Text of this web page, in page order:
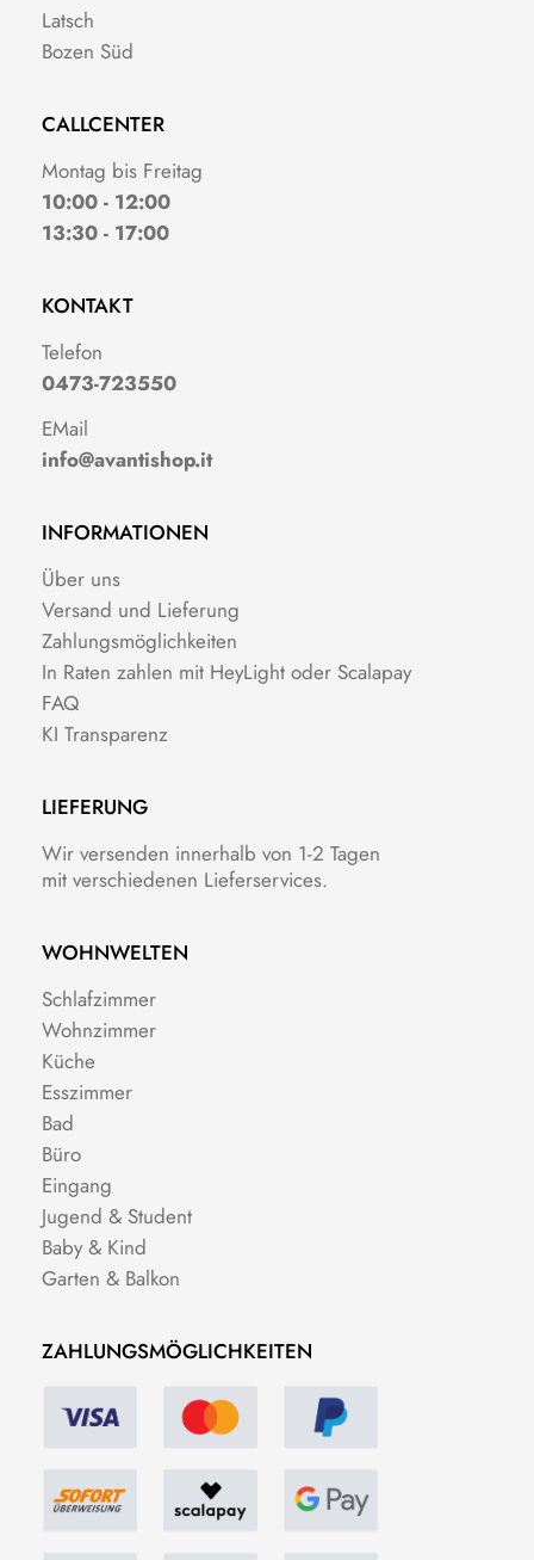
Latsch
Bozen Süd
CALLCENTER
Montag bis Freitag
10:00 - 12:00
13:30 - 17:00
KONTAKT
Telefon
0473-723550
EMail
info@avantishop.it
INFORMATIONEN
Über uns
Versand und Lieferung
Zahlungsmöglichkeiten
In Raten zahlen mit HeyLight oder Scalapay
FAQ
KI Transparenz
LIEFERUNG
Wir versenden innerhalb von 1-2 Tagen
mit verschiedenen Lieferservices.
WOHNWELTEN
Schlafzimmer
Wohnzimmer
Küche
Esszimmer
Bad
Büro
Eingang
Jugend & Student
Baby & Kind
Garten & Balkon
ZAHLUNGSMÖGLICHKEITEN